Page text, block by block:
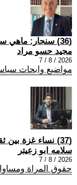
(36) سنجار: ماهي سر الذاكرة التي لا تُقفل ؟
مجيد حسو مراد
2026 / 8 / 7
مواضيع وابحاث
(37) نساء غزة بين ثقل الواقع وضرورة التعافي
سلامه ابو زعيتر
2026 / 8 / 7
حقوق المراة